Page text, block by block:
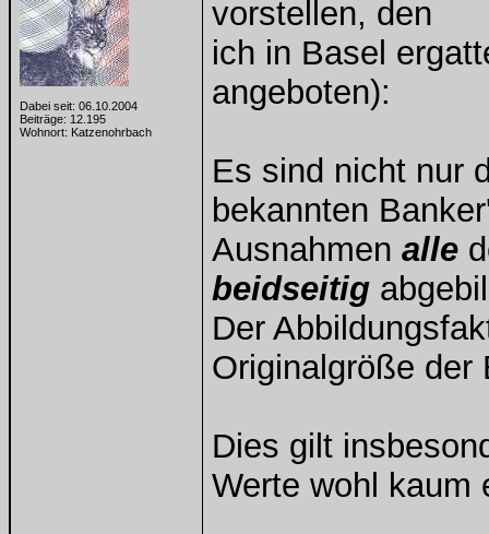
Dabei seit: 06.10.2004
Beiträge: 12.195
Wohnort: Katzenohrbach
vorstellen, den
ich in Basel
angeboten):
Es sind nicht nur
bekannten
Ausnahmen alle
beidseitig
Der
Originalgröße der
Dies gilt
Werte wohl kaum